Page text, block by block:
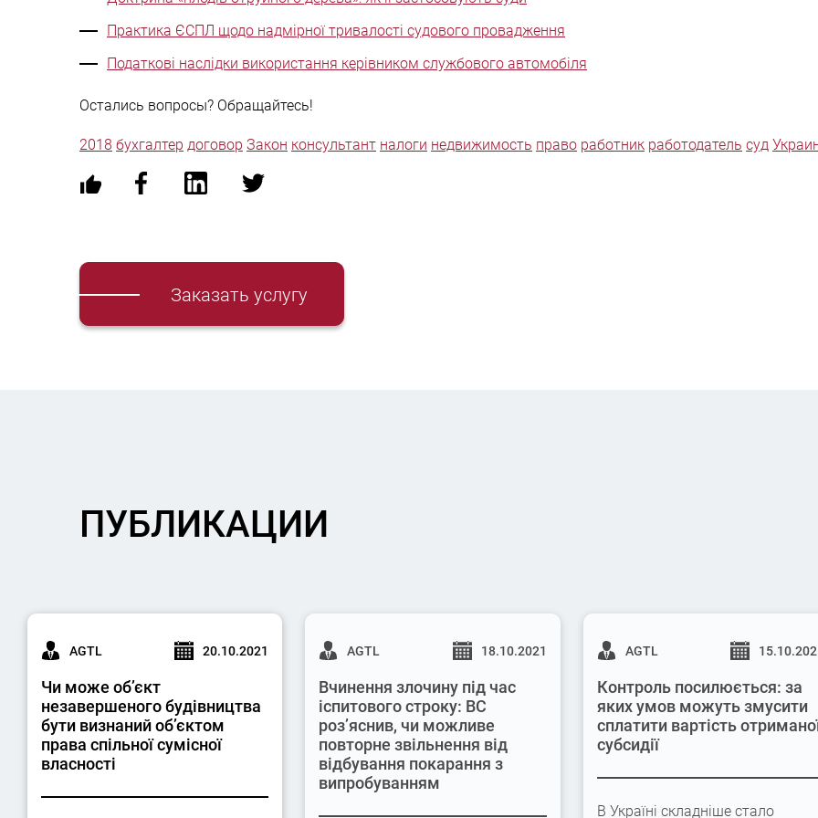
Практика ЄСПЛ щодо надмірної тривалості судового провадження
Податкові наслідки використання керівником службового автомобіля
Остались вопросы? Обращайтесь!
2018 бухгалтер договор Закон консультант налоги недвижимость право работник работодатель суд
Заказать услугу
ПУБЛИКАЦИИ
AGTL 20.10.2021
Чи може об’єкт
незавершеного будівництва
бути визнаний об’єктом
права спільної сумісної
власності
AGTL 18.10.2021
Вчинення злочину під час
іспитового строку: ВС
роз’яснив, чи можливе
повторне звільнення від
відбування покарання з
випробуванням
AGTL
Контроль посилюється: за
яких умов можуть змусити
сплатити вартість
субсидії
В Україні складніше стало